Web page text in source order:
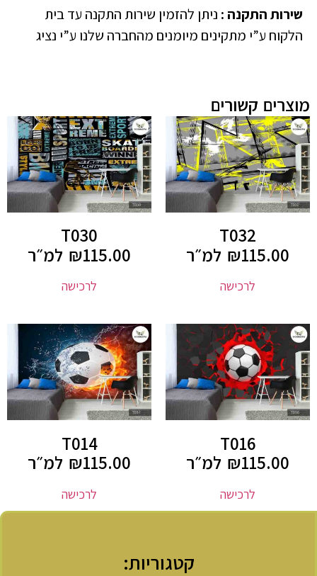
שירות התקנה : ניתן להזמין שירות התקנה עד בית
הלקוח ע”י מתקינים מיומנים מהחברה שלנו ע”י נציג
מוצרים קשורים
T032
₪115.00 למ״ר
לרכישה
T030
₪115.00 למ״ר
לרכישה
T016
₪115.00 למ״ר
לרכישה
T014
₪115.00 למ״ר
לרכישה
קטגוריות: